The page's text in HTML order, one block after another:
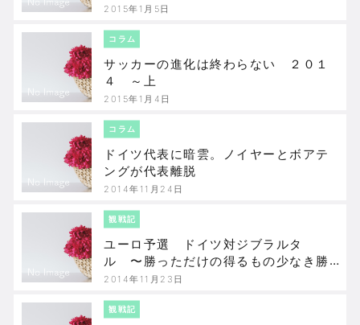
2015年1月5日
コラム
サッカーの進化は終わらない ２０１
４ ～上
2015年1月4日
コラム
ドイツ代表に暗雲。ノイヤーとボアテ
ングが代表離脱
2014年11月24日
観戦記
ユーロ予選 ドイツ対ジブラルタ
ル 〜勝っただけの得るもの少なき勝
利
2014年11月23日
観戦記